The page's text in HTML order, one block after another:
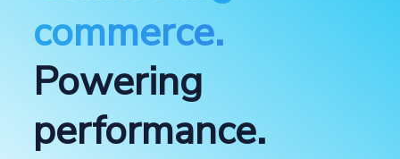
commerce.
Powering
performance.